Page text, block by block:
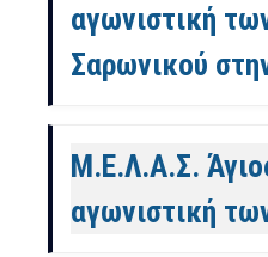
αγωνιστική
Σαρωνικού
Μ.Ε.Λ.Α.Σ.
αγωνιστική